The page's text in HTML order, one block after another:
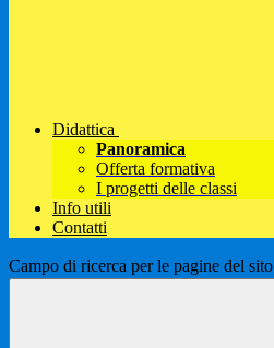
Didattica
Panoramica
Offerta formativa
I progetti delle classi
Info utili
Contatti
Campo di ricerca per le pagine del sito